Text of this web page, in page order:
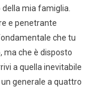
mia famiglia.
e penetrante
che tu
ma che è disposto
a quella inevitabile
generale a quattro